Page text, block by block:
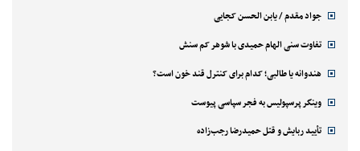
جواد مقدم / یابن الحسن کجایی
تفاوت سنی الهام حمیدی با شوهر کم سنش
هندوانه یا طالبی؛ کدام‌ برای کنترل قند خون است؟
وینگر پرسپولیس به فجر سپاسی پیوست
تأیید ربایش و قتل حمیدرضا رجب‌زاده